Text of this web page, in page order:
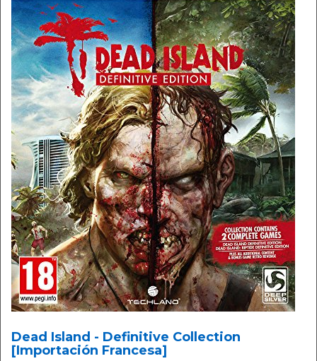
Dead Island - Definitive Collection
[Importación Francesa]